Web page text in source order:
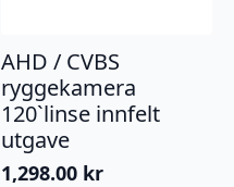
AHD / CVBS
ryggekamera
120`linse innfelt
utgave
1,298.00 kr